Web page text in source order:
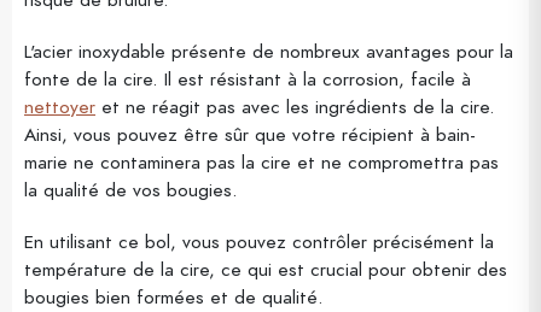
L'acier inoxydable présente de nombreux avantages pour la
fonte de la cire. Il est résistant à la corrosion, facile à
nettoyer et ne réagit pas avec les ingrédients de la cire.
Ainsi, vous pouvez être sûr que votre récipient à bain-
marie ne contaminera pas la cire et ne compromettra pas
la qualité de vos bougies.
En utilisant ce bol, vous pouvez contrôler précisément la
température de la cire, ce qui est crucial pour obtenir des
bougies bien formées et de qualité.